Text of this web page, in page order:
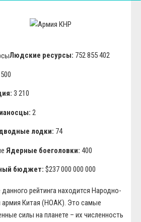
Людские ресурсы: 752 855 402
3 210
2
лодки: 74
Ядерные боеголовки: 400
бюджет: $237 000 000 000
рейтинга находится Народно-
армия Китая (НОАК). Это самые
силы на планете – их численность